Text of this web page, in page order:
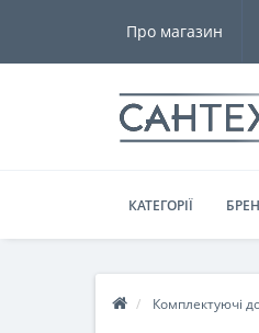
Про магазин
КАТЕГОРІЇ
Комплектуючі